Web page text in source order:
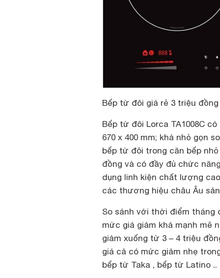
Bếp từ đôi giá rẻ 3 triệu
Bếp từ đôi Lorca TA1008C có
670 x 400 mm; khá nhỏ gọn
bếp từ đôi trong căn bếp
đồng và có đầy đủ chức
dụng linh kiện chất lượng
các thương hiệu châu Âu
So sánh với thời điểm tháng
mức giá giảm khá mạnh mẽ
giảm xuống từ 3 – 4 triệu
giá cả có mức giảm nhẹ
bếp từ Taka , bếp từ Latino ..